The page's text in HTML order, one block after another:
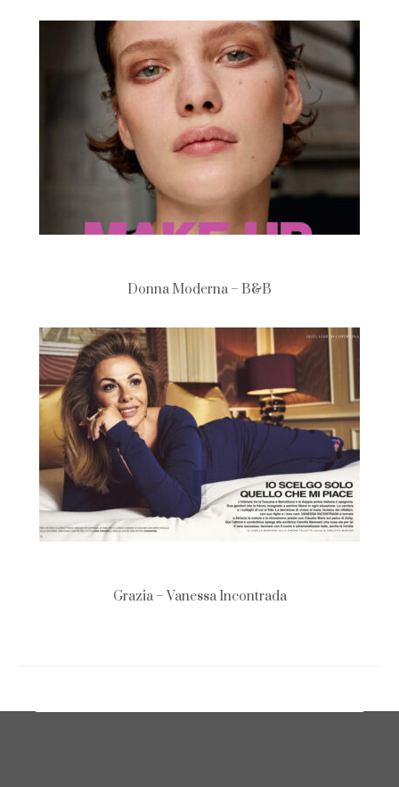
Donna Moderna – B&B
Grazia – Vanessa Incontrada